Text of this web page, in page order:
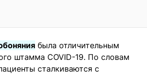
была отличительным
штамма COVID-19. По словам
сталкиваются с